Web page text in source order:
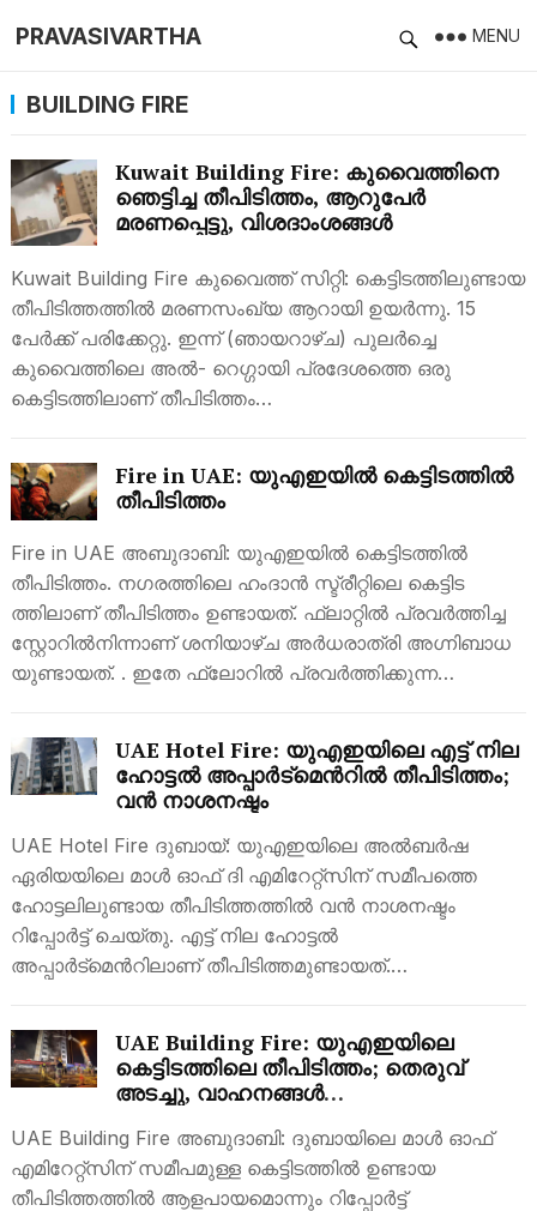
PRAVASIVARTHA MENU
BUILDING FIRE
Kuwait Building Fire: കുവൈത്തിനെ
ഞെട്ടിച്ച തീപിടിത്തം, ആറുപേര്‍
മരണപ്പെട്ടു, വിശദാംശങ്ങള്‍
Kuwait Building Fire കുവൈത്ത് സിറ്റി: കെട്ടിടത്തിലുണ്ടായ
തീപിടിത്തത്തില്‍ മരണസംഖ്യ ആറായി ഉയര്‍ന്നു. 15
പേര്‍ക്ക് പരിക്കേറ്റു. ഇന്ന് (ഞായറാഴ്ച) പുലര്‍ച്ചെ
കുവൈത്തിലെ അല്‍- റെഗ്ഗായി പ്രദേശത്തെ ഒരു
കെട്ടിടത്തിലാണ് തീപിടിത്തം…
Fire in UAE: യുഎഇയില്‍ കെട്ടിടത്തില്‍
തീപിടിത്തം
Fire in UAE അ​ബു​ദാ​ബി: യുഎഇയില്‍ കെട്ടിടത്തില്‍
തീപിടിത്തം. ന​ഗ​ര​ത്തി​ലെ ഹം​ദാ​ൻ സ്ട്രീ​റ്റി​ലെ കെ​ട്ടി​ട​
ത്തിലാണ് തീ​പി​ടി​ത്തം ഉണ്ടായത്. ഫ്ലാ​റ്റി​ൽ പ്ര​വ​ർ​ത്തിച്ച
സ്റ്റോ​റി​ൽ​നിന്നാണ് ശ​നി​യാ​ഴ്ച അ​ർ​ധ​രാ​ത്രി അ​ഗ്നി​ബാ​ധ​
യു​ണ്ടാ​യ​ത്. . ഇ​തേ ഫ്ലോ​റി​ൽ പ്ര​വ​ർ​ത്തി​ക്കു​ന്ന…
UAE Hotel Fire: യുഎഇയിലെ എട്ട് നില
ഹോട്ടൽ അപ്പാർട്മെന്‍റില്‍ തീപിടിത്തം;
വന്‍ നാശനഷ്ടം
UAE Hotel Fire ദുബായ്: യുഎഇയിലെ അല്‍ബര്‍ഷ
ഏരിയയിലെ മാള്‍ ഓഫ് ദി എമിറേറ്റ്സിന് സമീപത്തെ
ഹോട്ടലിലുണ്ടായ തീപിടിത്തത്തില്‍ വന്‍ നാശനഷ്ടം
റിപ്പോര്‍ട്ട് ചെയ്തു. എട്ട് നില ഹോട്ടല്‍
അപ്പാര്‍ട്മെന്‍റിലാണ് തീപിടിത്തമുണ്ടായത്.…
UAE Building Fire: യുഎഇയിലെ
കെട്ടിടത്തിലെ തീപിടിത്തം; തെരുവ്
അടച്ചു, വാഹനങ്ങള്‍
UAE Building Fire അബുദാബി: ദുബായിലെ മാൾ ഓഫ്
എമിറേറ്റ്‌സിന് സമീപമുള്ള കെട്ടിടത്തിൽ ഉണ്ടായ
തീപിടിത്തത്തിൽ ആളപായമൊന്നും റിപ്പോർട്ട്